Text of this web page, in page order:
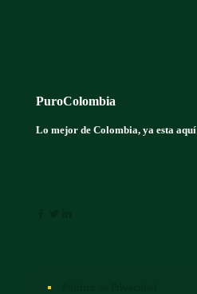
PuroColombia
Lo mejor de Colombia, ya esta aquí